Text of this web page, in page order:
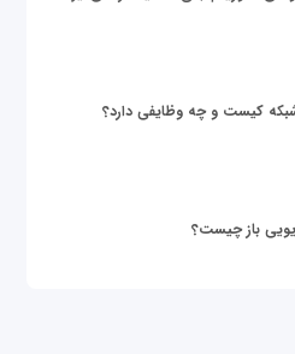
کیست و چه وظایفی دارد؟
باز چیست؟